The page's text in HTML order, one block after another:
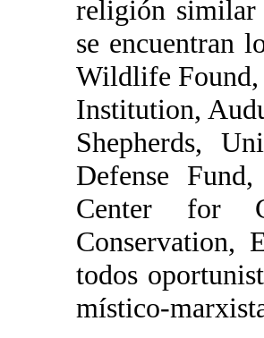
religión similar
se encuentran
Wildlife Found,
Institution,
Shepherds,
Defense
Center for
Conservation,
todos
místico-